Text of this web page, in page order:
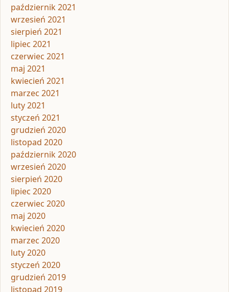
październik 2021
wrzesień 2021
sierpień 2021
lipiec 2021
czerwiec 2021
maj 2021
kwiecień 2021
marzec 2021
luty 2021
styczeń 2021
grudzień 2020
listopad 2020
październik 2020
wrzesień 2020
sierpień 2020
lipiec 2020
czerwiec 2020
maj 2020
kwiecień 2020
marzec 2020
luty 2020
styczeń 2020
grudzień 2019
listopad 2019